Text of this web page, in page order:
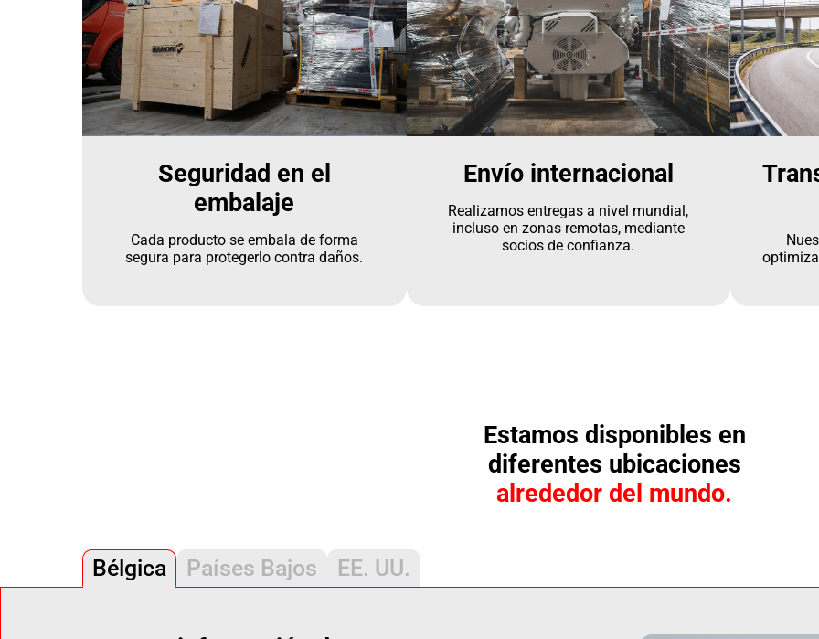
Seguridad en el
embalaje
Cada producto se embala de forma
segura para protegerlo contra daños.
Envío internacional
Realizamos entregas a nivel mundial,
incluso en zonas remotas, mediante
socios de confianza.
Estamos disponibles en
diferentes ubicaciones
alrededor del mundo.
Bélgica Países Bajos EE. UU.